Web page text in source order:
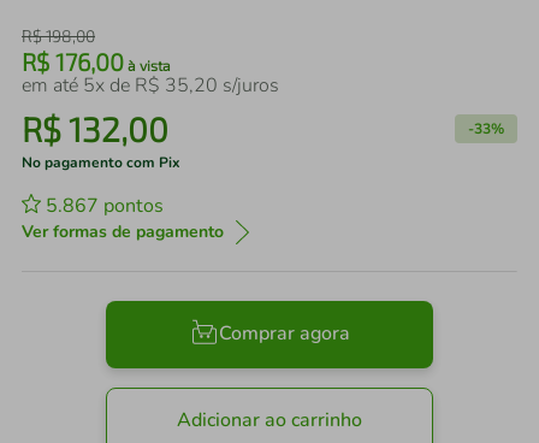
R$198,00
R$ 176,00 à vista
em até 5x de R$ 35,20 s/juros
R$132,00 -33%
No pagamento com Pix
5.867 pontos
Ver formas de pagamento
Comprar agora
Adicionar ao carrinho